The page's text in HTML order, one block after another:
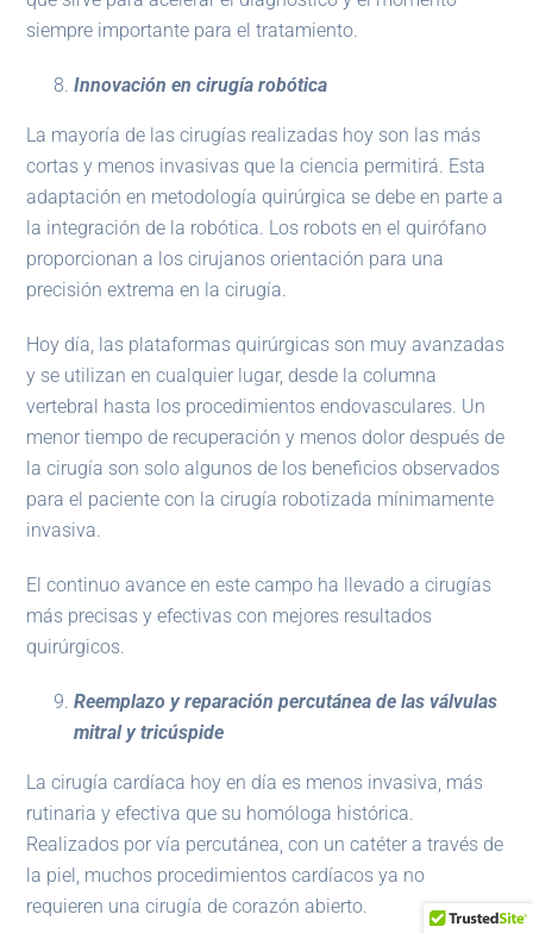
siempre importante para el tratamiento.
Innovación en cirugía robótica
La mayoría de las cirugías realizadas hoy son las más
cortas y menos invasivas que la ciencia permitirá. Esta
adaptación en metodología quirúrgica se debe en parte a
la integración de la robótica. Los robots en el quirófano
proporcionan a los cirujanos orientación para una
precisión extrema en la cirugía.
Hoy día, las plataformas quirúrgicas son muy avanzadas
y se utilizan en cualquier lugar, desde la columna
vertebral hasta los procedimientos endovasculares. Un
menor tiempo de recuperación y menos dolor después de
la cirugía son solo algunos de los beneficios observados
para el paciente con la cirugía robotizada mínimamente
invasiva.
El continuo avance en este campo ha llevado a cirugías
más precisas y efectivas con mejores resultados
quirúrgicos.
Reemplazo y reparación percutánea de las válvulas
mitral y tricúspide
La cirugía cardíaca hoy en día es menos invasiva, más
rutinaria y efectiva que su homóloga histórica.
Realizados por vía percutánea, con un catéter a través de
la piel, muchos procedimientos cardíacos ya no
requieren una cirugía de corazón abierto.